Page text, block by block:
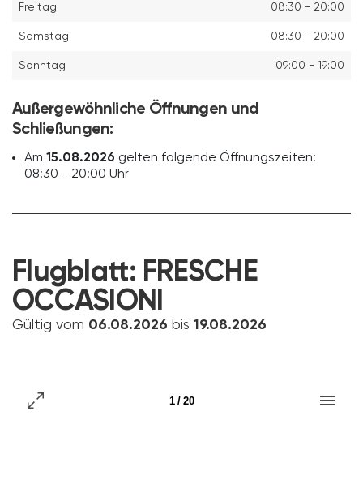
Freitag 08:30 - 20:00
Samstag 08:30 - 20:00
Sonntag 09:00 - 19:00
Außergewöhnliche Öffnungen und
Schließungen:
Am 15.08.2026 gelten folgende Öffnungszeiten:
08:30 - 20:00 Uhr
Flugblatt: FRESCHE
OCCASIONI
Gültig vom 06.08.2026 bis 19.08.2026